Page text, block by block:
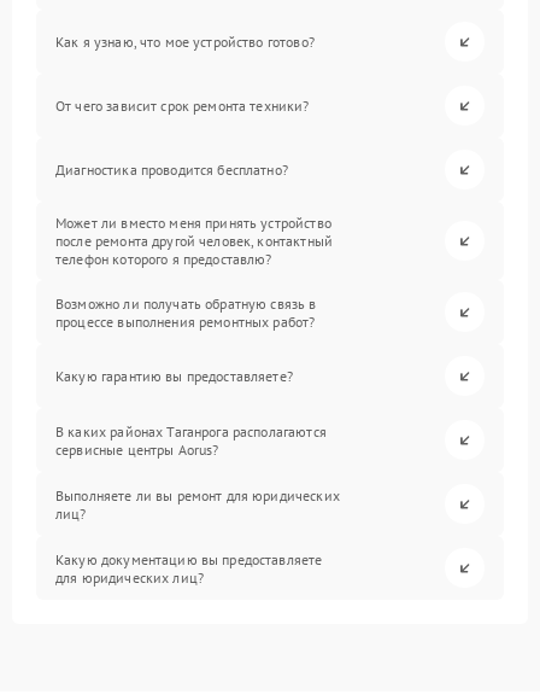
Как я узнаю, что мое устройство готово?
От чего зависит срок ремонта техники?
Диагностика проводится бесплатно?
Может ли вместо меня принять устройство
после ремонта другой человек, контактный
телефон которого я предоставлю?
Возможно ли получать обратную связь в
процессе выполнения ремонтных работ?
Какую гарантию вы предоставляете?
В каких районах Таганрога располагаются
сервисные центры Aorus?
Выполняете ли вы ремонт для юридических
лиц?
Какую документацию вы предоставляете
для юридических лиц?